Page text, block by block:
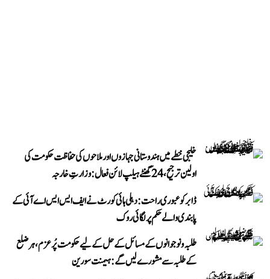
خلیجی خطے میں ہندوستانی جہازوں اور ملاحوں کی حفاظت حکومت کی
اولین ترجیح، 24 گھنٹے ہیلپ لائن فعال: وزارتِ خارجہ
ڈابر کو عبوری راحت: دہلی ہائی کورٹ نے ایف ایس ایس اے آئی کے
پابندی والے حکم پر لگائی روک
طلبہ و نوجوانوں کے مسائل کے حل کے لیے حکومت پُرعزم، ہر ضلع
کے طلبہ سے مشورے لیں گے: ہیمنت سورین